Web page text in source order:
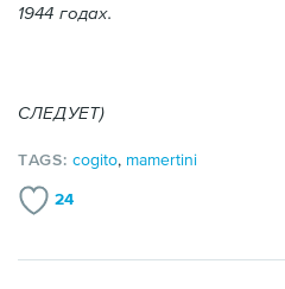
1944 годах.
СЛЕДУЕТ)
TAGS:cogito, mamertini
24